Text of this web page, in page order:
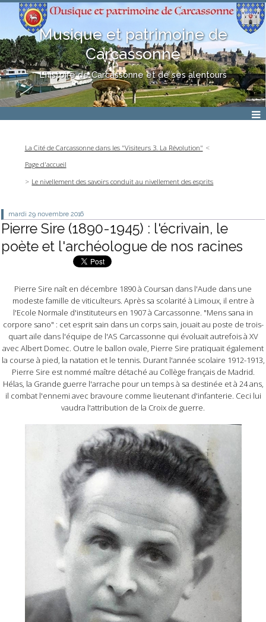
Musique et patrimoine de
Carcassonne
L'histoire de Carcassonne et de ses alentours
La Cité de Carcassonne dans les "Visiteurs 3. La Révolution"
Page d'accueil
Le nivellement des savoirs conduit au nivellement des esprits
mardi 29 novembre 2016
Pierre Sire (1890-1945) : l'écrivain, le
poète et l'archéologue de nos racines
Pierre Sire naît en décembre 1890 à Coursan dans l'Aude dans une
modeste famille de viticulteurs. Après sa scolarité à Limoux, il entre à
l'Ecole Normale d'instituteurs en 1907 à Carcassonne. "Mens sana in
corpore sano" : cet esprit sain dans un corps sain, jouait au poste de trois-
quart aile dans l'équipe de l'AS Carcassonne qui évoluait autrefois à XV
avec Albert Domec. Outre le ballon ovale, Pierre Sire pratiquait également
la course à pied, la natation et le tennis. Durant l'année scolaire 1912-1913,
Pierre Sire est nommé maître détaché au Collège français de Madrid.
Hélas, la Grande guerre l'arrache pour un temps à sa destinée et à 24 ans,
il combat l'ennemi avec bravoure comme lieutenant d'infanterie. Ceci lui
vaudra l'attribution de la Croix de guerre.